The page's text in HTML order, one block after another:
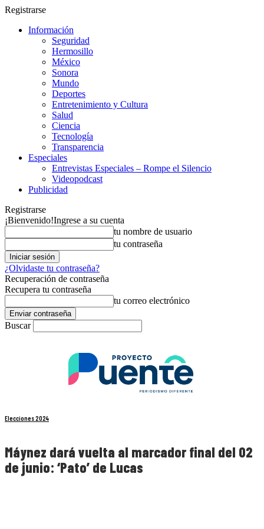
Registrarse
Información
Seguridad
Hermosillo
México
Sonora
Mundo
Deportes
Entretenimiento y Cultura
Salud
Ciencia
Tecnología
Transparencia
Especiales
Entrevistas Especiales – Rompe el Silencio
Videopodcast
Publicidad
Registrarse
¡Bienvenido!Ingrese a su cuenta
tu nombre de usuario
tu contraseña
¿Olvidaste tu contraseña?
Recuperación de contraseña
Recupera tu contraseña
tu correo electrónico
Buscar
Elecciones 2024
Máynez dará vuelta al marcador final del 02
de junio: ‘Pato’ de Lucas